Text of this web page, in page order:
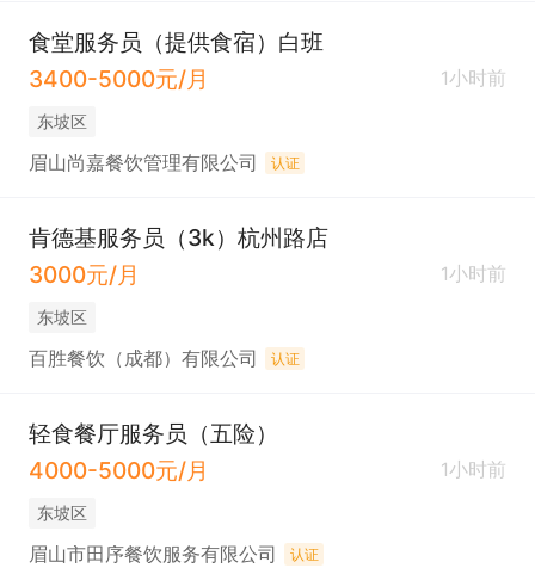
食堂服务员（提供食宿）白班
3400-5000元/月
1小时前
东坡区
眉山尚嘉餐饮管理有限公司 认证
肯德基服务员（3k）杭州路店
3000元/月
1小时前
东坡区
百胜餐饮（成都）有限公司 认证
轻食餐厅服务员（五险）
4000-5000元/月
1小时前
东坡区
眉山市田序餐饮服务有限公司 认证